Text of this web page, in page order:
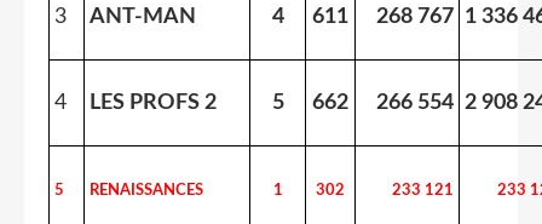
3 ANT-MAN 4 611 268 767 1 336
4 LES PROFS 2 5 662 266 554 2 908
5 RENAISSANCES 1 302 233 121 233